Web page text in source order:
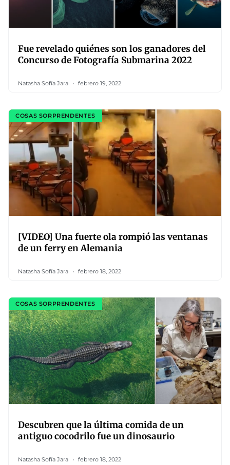
Fue revelado quiénes son los ganadores del
Concurso de Fotografía Submarina 2022
Natasha Sofía Jara febrero 19, 2022
COSAS SORPRENDENTES
[VIDEO] Una fuerte ola rompió las ventanas
de un ferry en Alemania
Natasha Sofía Jara febrero 18, 2022
COSAS SORPRENDENTES
Descubren que la última comida de un
antiguo cocodrilo fue un dinosaurio
Natasha Sofía Jara febrero 18, 2022